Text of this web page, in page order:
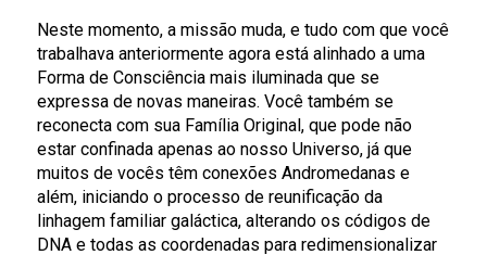
Neste momento, a missão muda, e tudo com que você
trabalhava anteriormente agora está alinhado a uma
Forma de Consciência mais iluminada que se
expressa de novas maneiras. Você também se
reconecta com sua Família Original, que pode não
estar confinada apenas ao nosso Universo, já que
muitos de vocês têm conexões Andromedanas e
além, iniciando o processo de reunificação da
linhagem familiar galáctica, alterando os códigos de
DNA e todas as coordenadas para redimensionalizar